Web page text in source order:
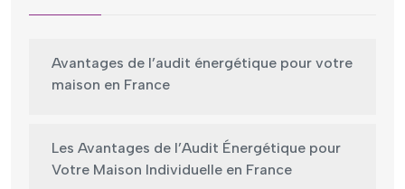
Avantages de l’audit énergétique pour votre
maison en France
Les Avantages de l’Audit Énergétique pour
Votre Maison Individuelle en France